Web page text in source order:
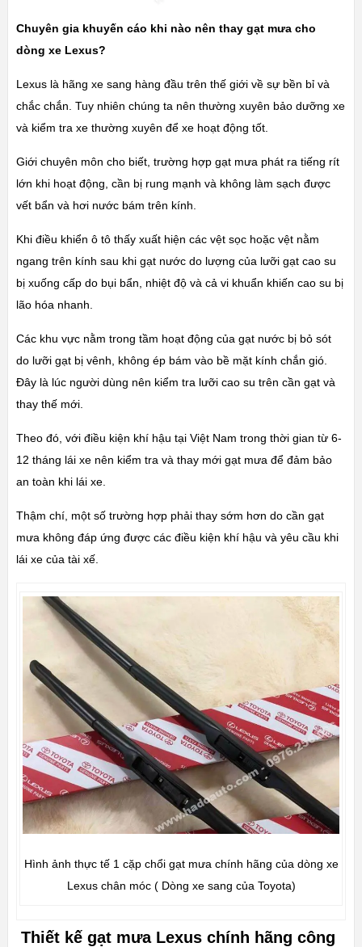
Chuyên gia khuyến cáo khi nào nên thay gạt mưa cho
dòng xe Lexus?
Lexus là hãng xe sang hàng đầu trên thế giới về sự bền bỉ và
chắc chắn. Tuy nhiên chúng ta nên thường xuyên bảo dưỡng xe
và kiểm tra xe thường xuyên để xe hoạt động tốt.
Giới chuyên môn cho biết, trường hợp gạt mưa phát ra tiếng rít
lớn khi hoạt động, cần bị rung mạnh và không làm sạch được
vết bẩn và hơi nước bám trên kính.
Khi điều khiển ô tô thấy xuất hiện các vệt sọc hoặc vệt nằm
ngang trên kính sau khi gạt nước do lượng của lưỡi gạt cao su
bị xuống cấp do bụi bẩn, nhiệt độ và cả vi khuẩn khiến cao su bị
lão hóa nhanh.
Các khu vực nằm trong tầm hoạt động của gạt nước bị bỏ sót
do lưỡi gạt bị vênh, không ép bám vào bề mặt kính chắn gió.
Đây là lúc người dùng nên kiểm tra lưỡi cao su trên cần gạt và
thay thế mới.
Theo đó, với điều kiện khí hậu tại Việt Nam trong thời gian từ 6-
12 tháng lái xe nên kiểm tra và thay mới gạt mưa để đảm bảo
an toàn khi lái xe.
Thậm chí, một số trường hợp phải thay sớm hơn do cần gạt
mưa không đáp ứng được các điều kiện khí hậu và yêu cầu khi
lái xe của tài xế.
Hình ảnh thực tế 1 cặp chổi gạt mưa chính hãng của dòng xe
Lexus chân móc ( Dòng xe sang của Toyota)
Thiết kế gạt mưa Lexus chính hãng công